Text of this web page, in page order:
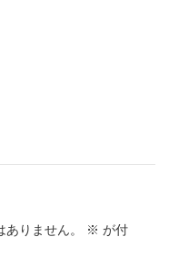
りません。 ※ が付